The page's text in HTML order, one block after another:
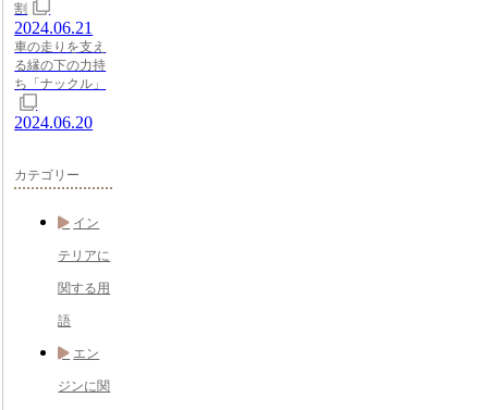
割
2024.06.21
車の走りを支え
る縁の下の力持
ち「ナックル」
2024.06.20
カテゴリー
イン
テリアに
関する用
語
エン
ジンに関